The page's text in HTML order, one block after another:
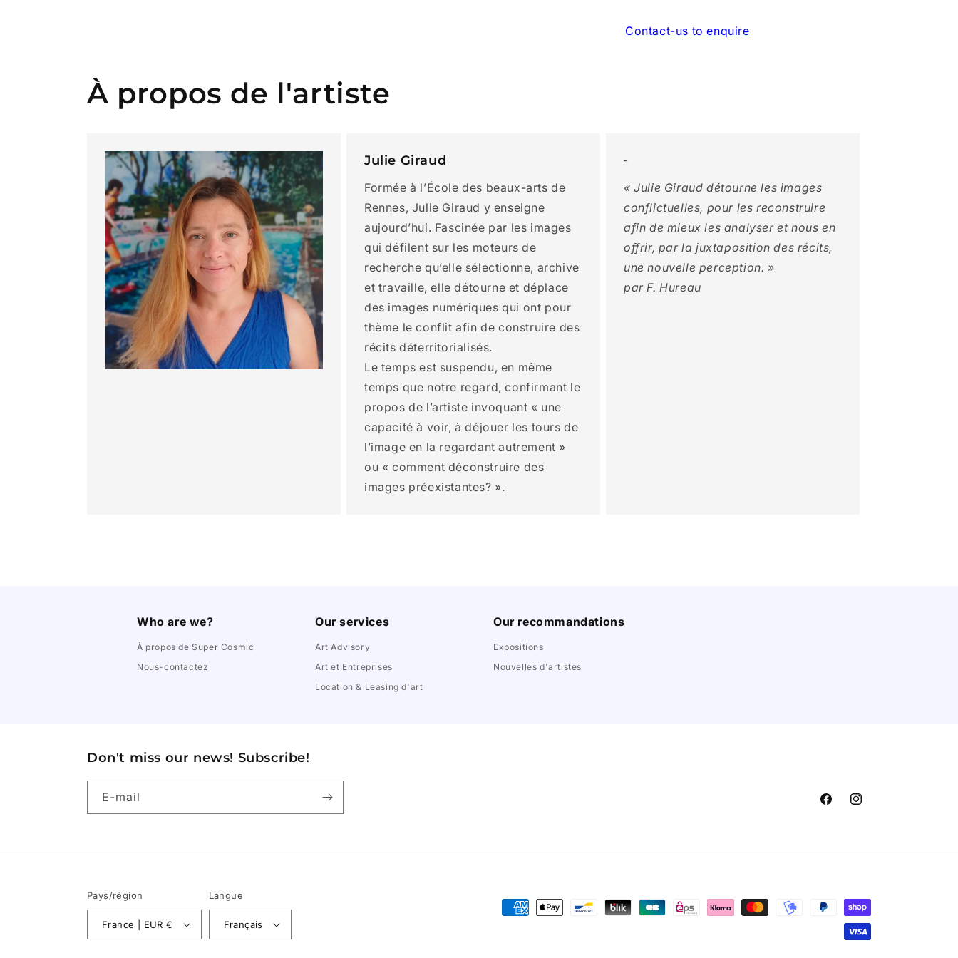
Contact-us to enquire
À propos de l'artiste
Julie Giraud
Formée à l’École des beaux-arts de
Rennes, Julie Giraud y enseigne
aujourd’hui. Fascinée par les images
qui défilent sur les moteurs de
recherche qu’elle sélectionne, archive
et travaille, elle détourne et déplace
des images numériques qui ont pour
thème le conflit afin de construire des
récits déterritorialisés.
Le temps est suspendu, en même
temps que notre regard, confirmant le
propos de l’artiste invoquant « une
capacité à voir, à déjouer les tours de
l’image en la regardant autrement »
ou « comment déconstruire des
images préexistantes? ».
« Julie Giraud détourne les images
conflictuelles, pour les reconstruire
afin de mieux les analyser et nous en
offrir, par la juxtaposition des récits,
une nouvelle perception. »
par F. Hureau
Who are we?
À propos de Super Cosmic
Nous-contactez
Our services
Art Advisory
Art et Entreprises
Location & Leasing d'art
Our recommandations
Expositions
Nouvelles d'artistes
Don't miss our news! Subscribe!
E-mail
FacebookInstagram
Pays/région
France | EUR €
Langue
Français
Moyens